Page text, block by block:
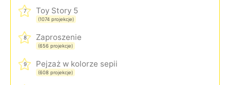
7 Toy Story 5
(1074 projekcje)
8 Zaproszenie
(656 projekcje)
9 Pejzaż w kolorze sepii
(608 projekcje)